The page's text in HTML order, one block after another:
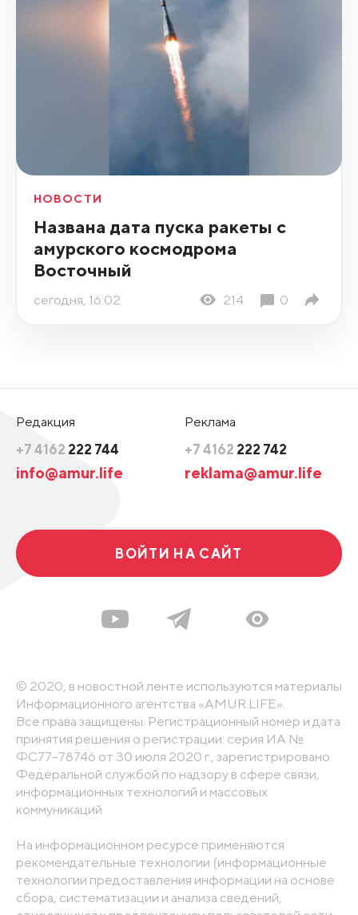
НОВОСТИ
Названа дата пуска ракеты с
амурского космодрома
Восточный
сегодня, 16:02 214 0
Редакция
+7 4162 222 744
info@amur.life
Реклама
+7 4162 222 742
reklama@amur.life
ВОЙТИ НА САЙТ
© 2020, в новостной ленте используются материалы
Информационного агентства «AMUR.LIFE».
Все права защищены. Регистрационный номер и дата
принятия решения о регистрации: серия ИА №
ФС77-78746 от 30 июля 2020 г., зарегистрировано
Федеральной службой по надзору в сфере связи,
информационных технологий и массовых
коммуникаций
На информационном ресурсе применяются
рекомендательные технологии (информационные
технологии предоставления информации на основе
сбора, систематизации и анализа сведений,